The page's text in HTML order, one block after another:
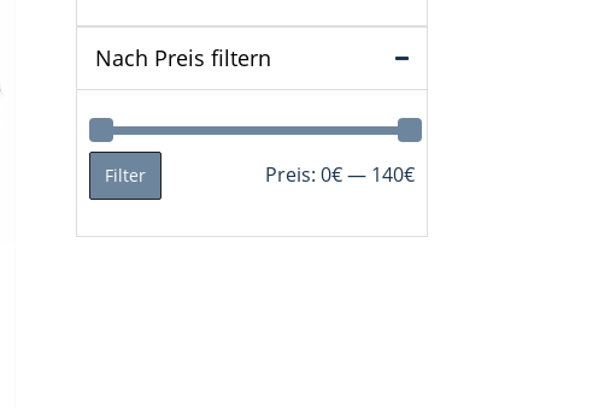
Nach Preis filtern
Min.
Max.
Filter Preis: 0€— 140€